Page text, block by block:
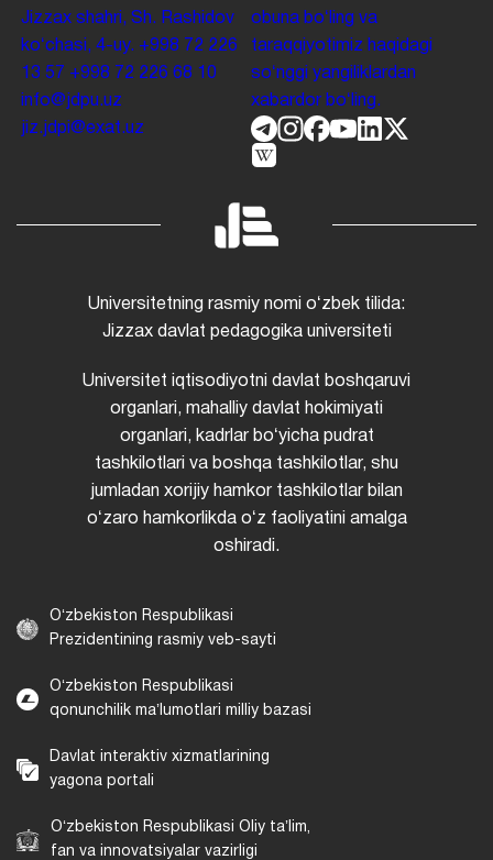
Jizzax shahri, Sh. Rashidov
koʻchasi, 4-uy. +998 72 226
13 57 +998 72 226 68 10
info@jdpu.uz
jiz.jdpi@exat.uz
obuna boʻling va
taraqqiyotimiz haqidagi
soʻnggi yangiliklardan
xabardor boʻling.
Universitetning rasmiy nomi oʻzbek tilida:
Jizzax davlat pedagogika universiteti
Universitet iqtisodiyotni davlat boshqaruvi
organlari, mahalliy davlat hokimiyati
organlari, kadrlar boʻyicha pudrat
tashkilotlari va boshqa tashkilotlar, shu
jumladan xorijiy hamkor tashkilotlar bilan
oʻzaro hamkorlikda oʻz faoliyatini amalga
oshiradi.
Oʻzbekiston Respublikasi
Prezidentining rasmiy veb-sayti
Oʻzbekiston Respublikasi
qonunchilik maʼlumotlari milliy bazasi
Davlat interaktiv xizmatlarining
yagona portali
Oʻzbekiston Respublikasi Oliy taʼlim,
fan va innovatsiyalar vazirligi